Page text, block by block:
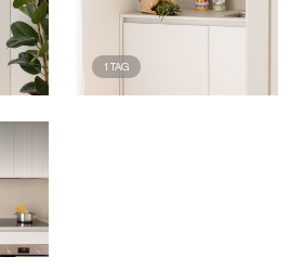
1 TAG